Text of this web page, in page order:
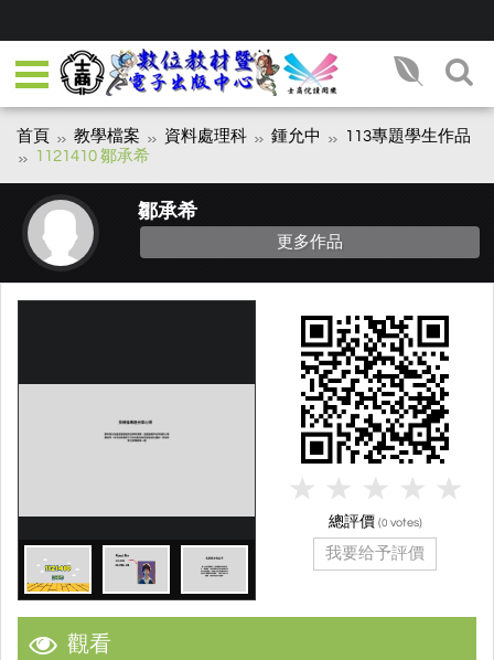
首頁 教學檔案 資料處理科 鍾允中
113專題學生作品
1121410 鄒承希
鄒承希
更多作品
觀看
總評價 (0 votes)
我要给予評價